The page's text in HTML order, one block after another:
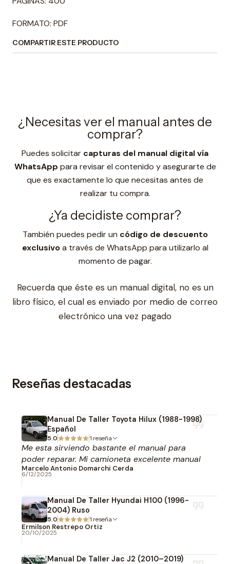
FORMATO: PDF
COMPARTIR ESTE PRODUCTO
¿Necesitas ver el manual antes de
comprar?
Puedes solicitar capturas del manual digital vía
WhatsApp para revisar el contenido y asegurarte de
que es exactamente lo que necesitas antes de
realizar tu compra.
¿Ya decidiste comprar?
También puedes pedir un código de descuento
exclusivoa través de WhatsApp para utilizarlo al
momento de pagar.
Recuerda que éste es un manual digital, no es un
libro físico, el cual es enviado por medio de correo
electrónico una vez pagado
Reseñas destacadas
Manual De Taller Toyota Hilux (1988-1998)
Español
5.0 1 reseña
Me esta sirviendo bastante el manual para
poder reparar. Mi camioneta excelente manual
Marcelo Antonio Domarchi Cerda
6/12/2025
Manual De Taller Hyundai H100 (1996-
2004) Ruso
5.0 1 reseña
Ermilson Restrepo Ortiz
20/10/2025
Manual De Taller Jac J2 (2010–2019)